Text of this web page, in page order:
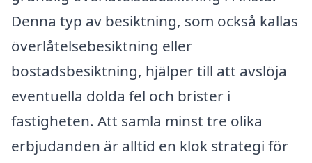
Denna typ av besiktning, som också kallas
överlåtelsebesiktning eller
bostadsbesiktning, hjälper till att avslöja
eventuella dolda fel och brister i
fastigheten. Att samla minst tre olika
erbjudanden är alltid en klok strategi för